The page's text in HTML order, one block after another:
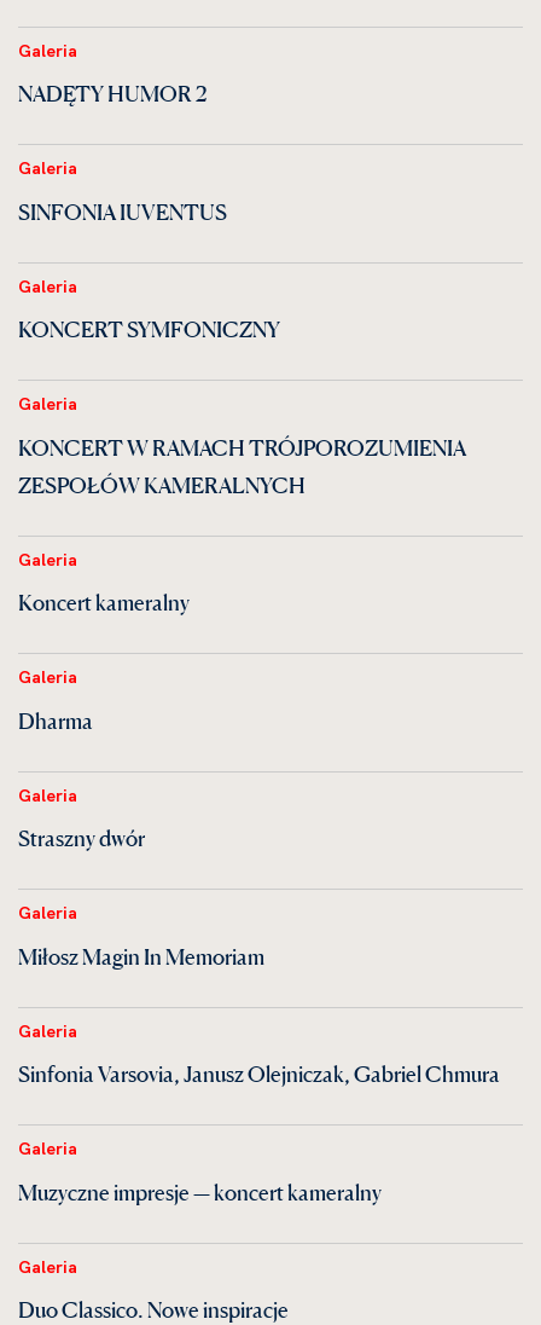
Galeria
NADĘTY HUMOR 2
Galeria
SINFONIA IUVENTUS
Galeria
KONCERT SYMFONICZNY
Galeria
KONCERT W RAMACH TRÓJPOROZUMIENIA
ZESPOŁÓW KAMERALNYCH
Galeria
Koncert kameralny
Galeria
Dharma
Galeria
Straszny dwór
Galeria
Miłosz Magin In Memoriam
Galeria
Sinfonia Varsovia, Janusz Olejniczak, Gabriel Chmura
Galeria
Muzyczne impresje — koncert kameralny
Galeria
Duo Classico. Nowe inspiracje